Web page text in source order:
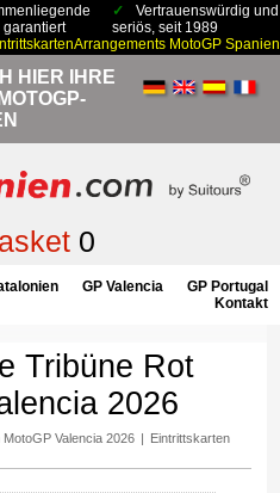
garantiert
Vertrauenswürdig und
seriös, seit 1989
Arrangements MotoGP Spanien
HIER IHRE
0
GP Valencia
GP Portugal
Kontakt
Tribüne Rot
2026
MotoGP Valencia 2026
Eintrittskarten